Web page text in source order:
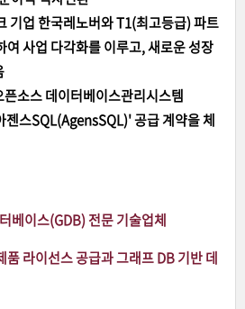
기업 한국레노버와 T1(최고등급) 파트
여 사업 다각화를 이루고, 새로운 성장
소스 데이터베이스관리시스템
젠스SQL(AgensSQL)' 공급 계약을 체
베이스(GDB) 전문 기술업체
품 라이선스 공급과 그래프 DB 기반 데